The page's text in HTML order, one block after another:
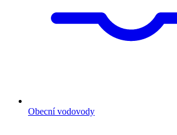
Obecní vodovody